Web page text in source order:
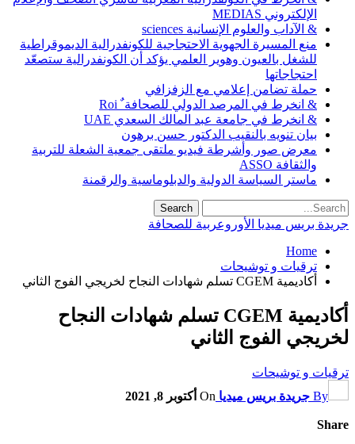
الإلكتروني MEDIAS
& الآداب والعلوم الإنسانية sciences
منع المسيرة الجهوية الاحتجاجية للكونفدرالية الديموقراطية
للشغل بالعيون وهوير العلمي يؤكد أن الكونفدرالية ستصعّد
احتجاجاتها
حملة تضامن إعلامي مع الزفزافي
& انخرط في المرصد الدولي للصحافة ٌ Roi
& انخرط في جامعة عبد المالك السعدي UAE
بيان تنويه بالنقيب الدكتور حسن برهون
معرض صور وأشرطة فيديو ملتقى جمعية الشعلة للتربية
والثقافة ASSO
ماستر السياسة الدولية والدبلوماسية والرقمنة
جريدة بريس ميديا الأوروعربية للصحافة
Home
ترقيات و توشيحات
أكاديمية CGEM تسلم شهادات النجاح لخريجي الفوج الثاني
أكاديمية CGEM تسلم شهادات النجاح
لخريجي الفوج الثاني
ترقيات و توشيحات
By جريدة بريس ميديا On أكتوبر 8, 2021
Share